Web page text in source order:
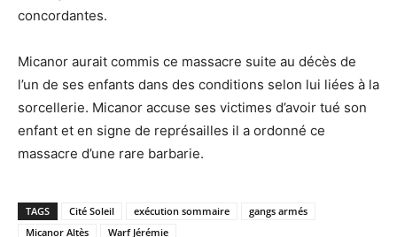
concordantes.
Micanor aurait commis ce massacre suite au décès de
l’un de ses enfants dans des conditions selon lui liées à la
sorcellerie. Micanor accuse ses victimes d’avoir tué son
enfant et en signe de représailles il a ordonné ce
massacre d’une rare barbarie.
TAGS Cité Soleil exécution sommaire
gangs armés
Micanor Altès
Warf Jérémie